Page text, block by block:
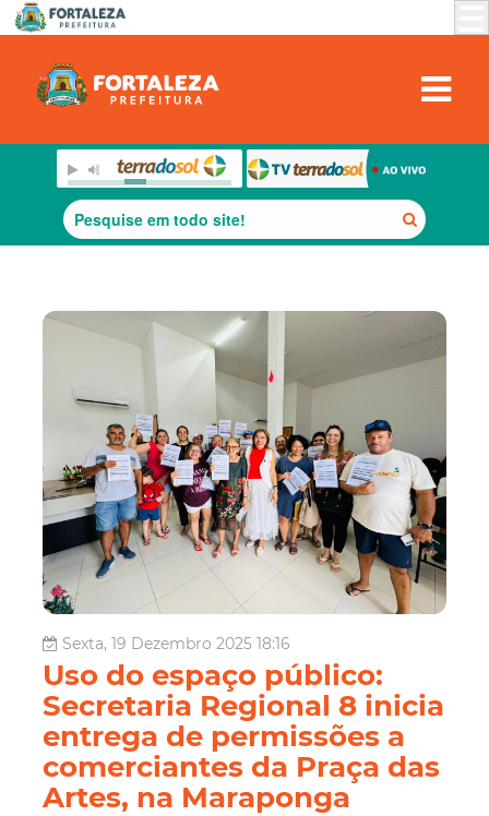
Sexta, 19 Dezembro 2025 18:16
Uso do espaço público:
Secretaria Regional 8 inicia
entrega de permissões a
comerciantes da Praça das
Artes, na Maraponga